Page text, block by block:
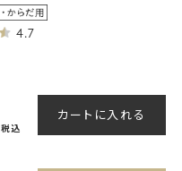
4.7
税込
カートに入れる